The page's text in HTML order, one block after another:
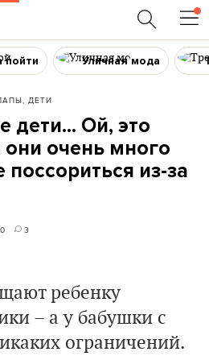
пойти Уличная мода
ДЕТИ
дети… Ой, это
они очень много
из-за
3
ребенку
– а у бабушки с
ограничений.